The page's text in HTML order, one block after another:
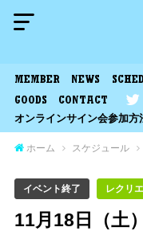
MEMBER NEWS
GOODS
CONTACT
オンラインサイン会参加方
ホーム スケジュール
イベント終了 レクリ
11月18日（土